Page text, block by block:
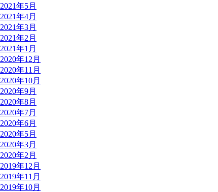
2021年5月
2021年4月
2021年3月
2021年2月
2021年1月
2020年12月
2020年11月
2020年10月
2020年9月
2020年8月
2020年7月
2020年6月
2020年5月
2020年3月
2020年2月
2019年12月
2019年11月
2019年10月